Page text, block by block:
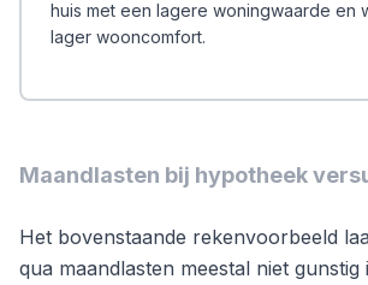
huis met een lagere woningwaarde en
lager wooncomfort.
Maandlasten bij hypotheek
Het bovenstaande rekenvoorbeeld
qua maandlasten meestal niet gunstig